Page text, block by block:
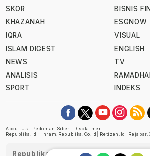
SKOR
KHAZANAH
IQRA
ISLAM DIGEST
NEWS
ANALISIS
SPORT
BISNIS
ESGNOW
VISUAL
ENGLISH
TV
INDEKS
About Us Pedoman Siber
Disclaimer
Republika.id
Ihram.republika.co.id Retizen.id
Republika telah diverifikasi oleh